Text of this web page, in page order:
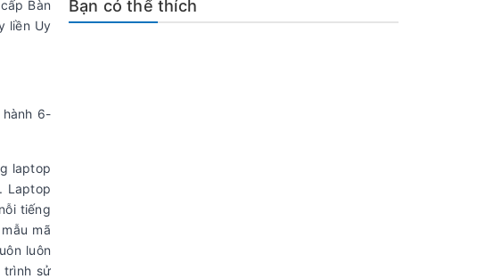
Bàn
liền Uy
hành 6-
laptop
Laptop
tiếng
mã
luôn
trình sử
Bạn có thể thích